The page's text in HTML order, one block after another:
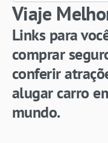
Viaje
Links para
comprar
conferir
alugar carro
mundo.